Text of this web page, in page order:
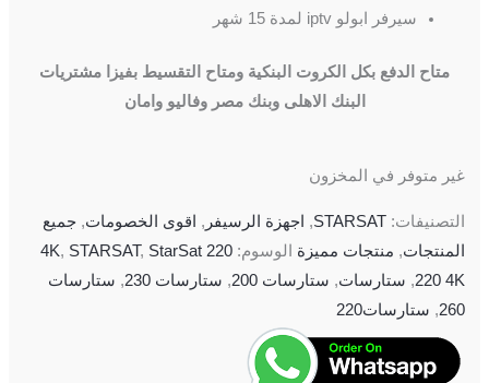
سيرفر ابولو iptv لمدة 15 شهر
متاح الدفع بكل الكروت البنكية ومتاح التقسيط بفيزا مشتريات
البنك الاهلى وبنك مصر وفاليو وامان
غير متوفر في المخزون
التصنيفات:STARSAT
, اجهزة الرسيفر , اقوى الخصومات,جميع
المنتجات, منتجات مميزة الوسوم:220 4K
, STARSAT, StarSat
220 4K
, ستارسات, ستارسات 200 , ستارسات 230 , ستارسات
260
, ستارسات220